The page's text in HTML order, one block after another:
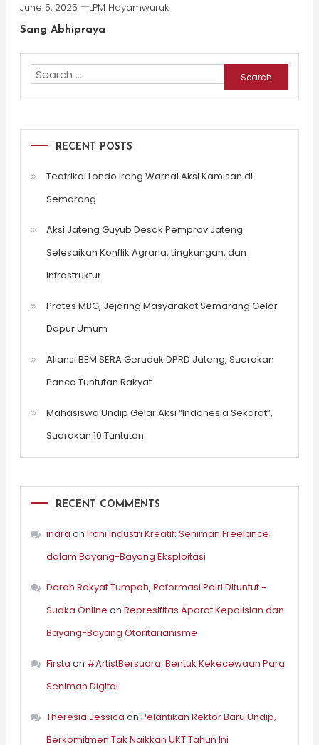
June 5, 2025 LPM Hayamwuruk
Sang Abhipraya
Search
for:
RECENT POSTS
Teatrikal Londo Ireng Warnai Aksi Kamisan di
Semarang
Aksi Jateng Guyub Desak Pemprov Jateng
Selesaikan Konflik Agraria, Lingkungan, dan
Infrastruktur
Protes MBG, Jejaring Masyarakat Semarang Gelar
Dapur Umum
Aliansi BEM SERA Geruduk DPRD Jateng, Suarakan
Panca Tuntutan Rakyat
Mahasiswa Undip Gelar Aksi “Indonesia Sekarat”,
Suarakan 10 Tuntutan
RECENT COMMENTS
inara on Ironi Industri Kreatif: Seniman Freelance
dalam Bayang-Bayang Eksploitasi
Darah Rakyat Tumpah, Reformasi Polri Dituntut -
Suaka Online on Represifitas Aparat Kepolisian dan
Bayang-Bayang Otoritarianisme
Firsta on #ArtistBersuara: Bentuk Kekecewaan Para
Seniman Digital
Theresia Jessica on Pelantikan Rektor Baru Undip,
Berkomitmen Tak Naikkan UKT Tahun Ini